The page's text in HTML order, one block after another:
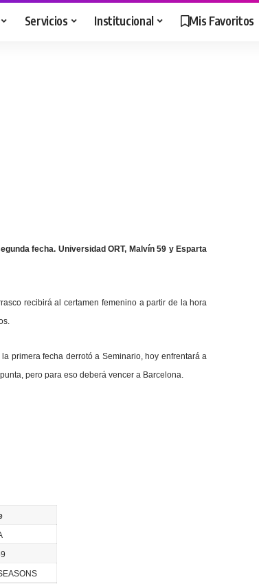
Servicios Institucional Mis Favoritos
fecha. Universidad ORT, Malvín 59 y Esparta
recibirá al certamen femenino a partir de la hora
primera fecha derrotó a Seminario, hoy enfrentará a
pero para eso deberá vencer a Barcelona.